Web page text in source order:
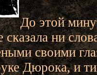
До этой
сказала ни
своими
Дюрока, и